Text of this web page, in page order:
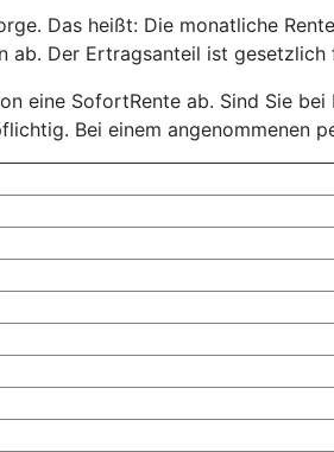
Das heißt: Die monatliche
Der Ertragsanteil ist
eine SofortRente ab. Sind Sie
Bei einem angenommenen